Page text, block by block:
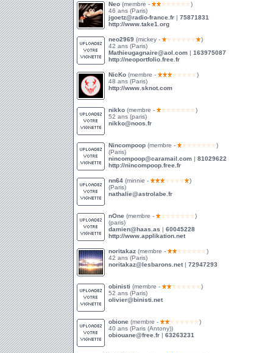
Neo (membre -
)
46 ans (Paris)
jgoetz@radio-france.fr | 75871831
http://www.take1.org
neo2969 (mickey -
)
42 ans (Paris)
Mathieugagnaire@aol.com | 163975087
http://neoportfolio.free.fr
NicKo (membre -
)
48 ans (Paris)
http://www.sknot.com
nikko (membre -
)
52 ans (paris)
nikko@noos.fr
Nincompoop (membre -
)
(Paris)
nincompoop@caramail.com | 81029622
http://nincompoop.free.fr
nn64 (minnie -
)
(Paris)
nathalie@astrolabe.fr
nOne (membre -
)
(paris)
damien@haas.as | 60045228
http://www.applikation.net
noritakaz (membre -
)
42 ans (Paris)
noritakaz@lesbarons.net| 72947293
obinisti (membre -
)
52 ans (Paris)
olivier@binisti.net
obione (membre -
)
40 ans (Paris (Antony))
obiouane@free.fr | 63263231